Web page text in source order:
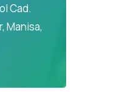
Cad.
Manisa,